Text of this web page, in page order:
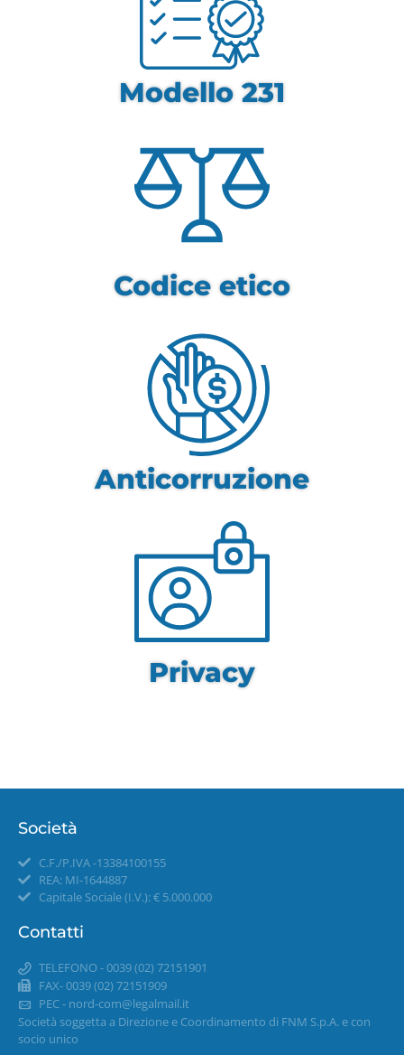
Modello 231
Codice etico
Anticorruzione
Privacy
Società
C.F./P.IVA -13384100155
REA: MI-1644887
Capitale Sociale (I.V.): € 5.000.000
Contatti
TELEFONO - 0039 (02) 72151901
FAX- 0039 (02) 72151909
PEC - nord-com@legalmail.it
Società soggetta a Direzione e Coordinamento di FNM S.p.A. e con
socio unico